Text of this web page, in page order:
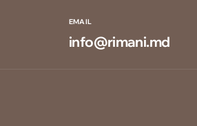
EMAIL
info@rimani.md